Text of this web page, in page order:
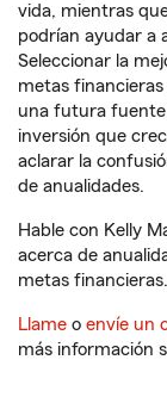
vida, mientras
podrían ayudar a
Seleccionar la
metas
una futura fuente
inversión que
aclarar la
de anualidades.
Hable con Kelly
acerca de
metas financieras.
Llame o envíe un
más información